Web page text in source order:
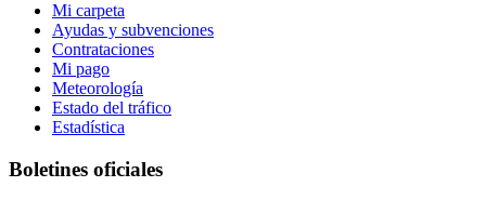
Mi carpeta
Ayudas y subvenciones
Contrataciones
Mi pago
Meteorología
Estado del tráfico
Estadística
Boletines oficiales